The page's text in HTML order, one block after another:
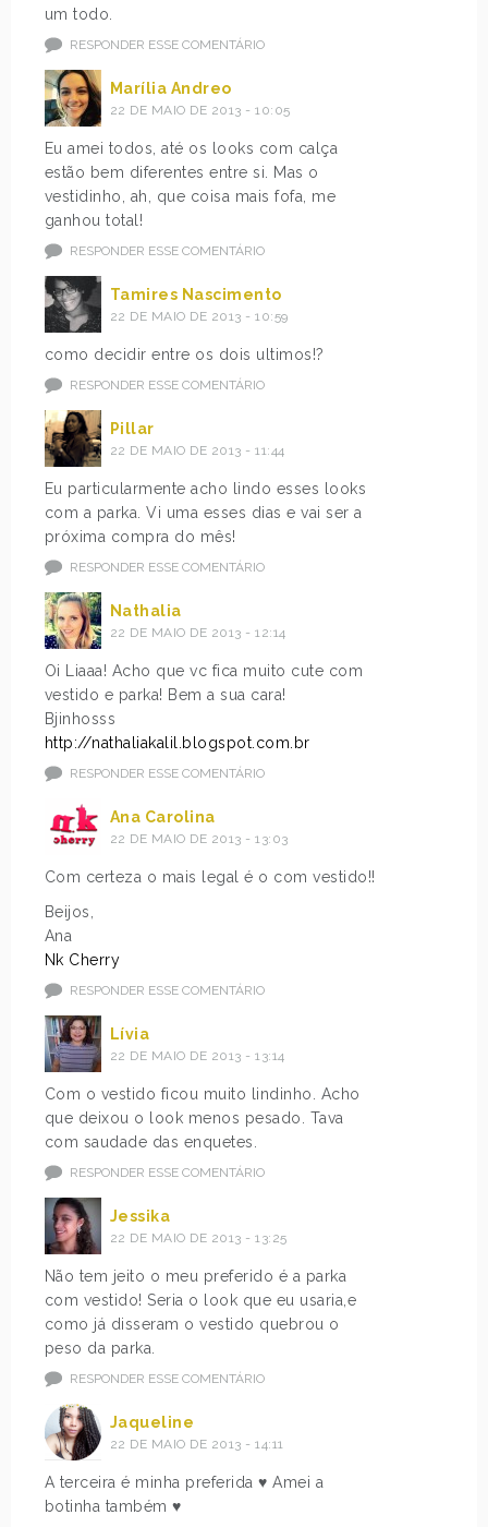
um todo.
RESPONDER ESSE COMENTÁRIO
Marília Andreo
22 DE MAIO DE 2013 - 10:05
Eu amei todos, até os looks com calça
estão bem diferentes entre si. Mas o
vestidinho, ah, que coisa mais fofa, me
ganhou total!
RESPONDER ESSE COMENTÁRIO
Tamires Nascimento
22 DE MAIO DE 2013 - 10:59
como decidir entre os dois ultimos!?
RESPONDER ESSE COMENTÁRIO
Pillar
22 DE MAIO DE 2013 - 11:44
Eu particularmente acho lindo esses looks
com a parka. Vi uma esses dias e vai ser a
próxima compra do mês!
RESPONDER ESSE COMENTÁRIO
Nathalia
22 DE MAIO DE 2013 - 12:14
Oi Liaaa! Acho que vc fica muito cute com
vestido e parka! Bem a sua cara!
Bjinhosss
http://nathaliakalil.blogspot.com.br
RESPONDER ESSE COMENTÁRIO
Ana Carolina
22 DE MAIO DE 2013 - 13:03
Com certeza o mais legal é o com vestido!!
Beijos,
Ana
Nk Cherry
RESPONDER ESSE COMENTÁRIO
Lívia
22 DE MAIO DE 2013 - 13:14
Com o vestido ficou muito lindinho. Acho
que deixou o look menos pesado. Tava
com saudade das enquetes.
RESPONDER ESSE COMENTÁRIO
Jessika
22 DE MAIO DE 2013 - 13:25
Não tem jeito o meu preferido é a parka
com vestido! Seria o look que eu usaria,e
como já disseram o vestido quebrou o
peso da parka.
RESPONDER ESSE COMENTÁRIO
Jaqueline
22 DE MAIO DE 2013 - 14:11
A terceira é minha preferida ♥ Amei a
botinha também ♥